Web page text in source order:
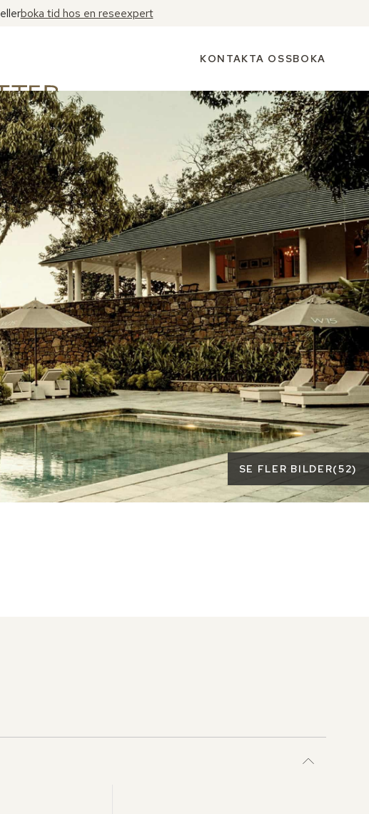
ellerboka tid hos en reseexpert
KONTAKTA OSSBOKA
SE FLER BILDER(52)